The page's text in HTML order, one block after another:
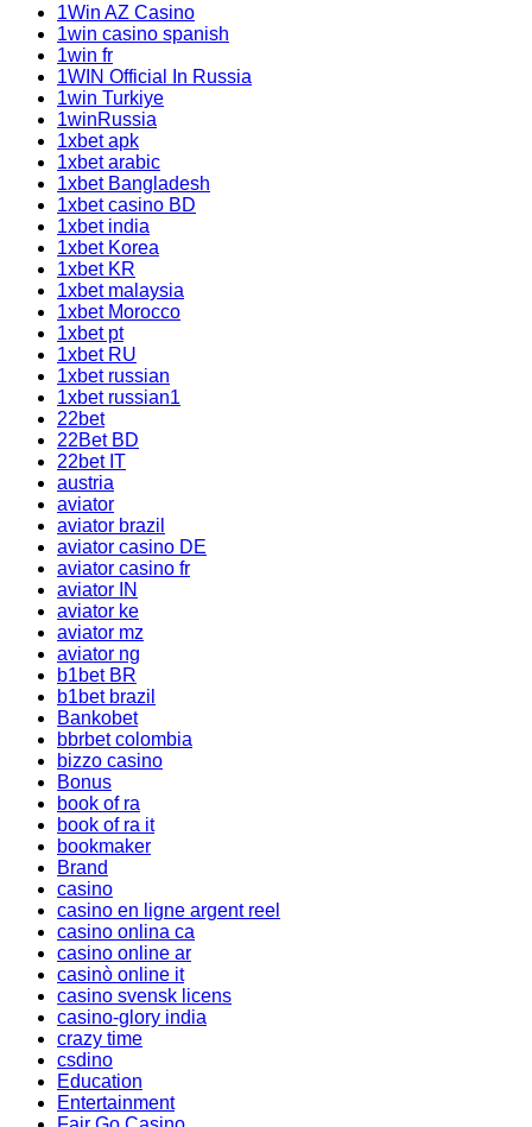
1Win AZ Casino
1win casino spanish
1win fr
1WIN Official In Russia
1win Turkiye
1winRussia
1xbet apk
1xbet arabic
1xbet Bangladesh
1xbet casino BD
1xbet india
1xbet Korea
1xbet KR
1xbet malaysia
1xbet Morocco
1xbet pt
1xbet RU
1xbet russian
1xbet russian1
22bet
22Bet BD
22bet IT
austria
aviator
aviator brazil
aviator casino DE
aviator casino fr
aviator IN
aviator ke
aviator mz
aviator ng
b1bet BR
b1bet brazil
Bankobet
bbrbet colombia
bizzo casino
Bonus
book of ra
book of ra it
bookmaker
Brand
casino
casino en ligne argent reel
casino onlina ca
casino online ar
casinò online it
casino svensk licens
casino-glory india
crazy time
csdino
Education
Entertainment